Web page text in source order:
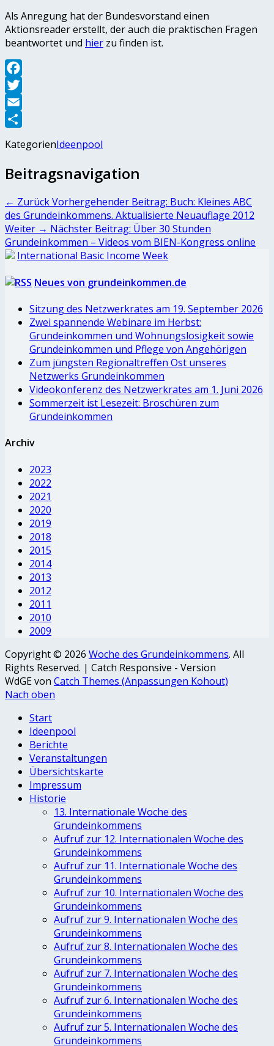
Als Anregung hat der Bundesvorstand einen
Aktionsreader erstellt, der auch die praktischen Fragen
beantwortet und hier zu finden ist.
Facebook
Twitter
Email
KategorienIdeenpool
Beitragsnavigation
← ZurückVorhergehender Beitrag: Buch: Kleines ABC
des Grundeinkommens. Aktualisierte Neuauflage 2012
Weiter → Nächster Beitrag: Über 30 Stunden
Grundeinkommen – Videos vom BIEN-Kongress online
International Basic Income Week
Neues von grundeinkommen.de
Sitzung des Netzwerkrates am 19. September 2026
Zwei spannende Webinare im Herbst:
Grundeinkommen und Wohnungslosigkeit sowie
Grundeinkommen und Pflege von Angehörigen
Zum jüngsten Regionaltreffen Ost unseres
Netzwerks Grundeinkommen
Videokonferenz des Netzwerkrates am 1. Juni 2026
Sommerzeit ist Lesezeit: Broschüren zum
Grundeinkommen
Archiv
2023
2022
2021
2020
2019
2018
2015
2014
2013
2012
2011
2010
2009
Copyright © 2026 Woche des Grundeinkommens. All
Rights Reserved. | Catch Responsive - Version
WdGE von Catch Themes (Anpassungen Kohout)
Nach oben
Start
Ideenpool
Berichte
Veranstaltungen
Übersichtskarte
Impressum
Historie
13. Internationale Woche des
Grundeinkommens
Aufruf zur 12. Internationalen Woche des
Grundeinkommens
Aufruf zur 11. Internationale Woche des
Grundeinkommens
Aufruf zur 10. Internationalen Woche des
Grundeinkommens
Aufruf zur 9. Internationalen Woche des
Grundeinkommens
Aufruf zur 8. Internationalen Woche des
Grundeinkommens
Aufruf zur 7. Internationalen Woche des
Grundeinkommens
Aufruf zur 6. Internationalen Woche des
Grundeinkommens
Aufruf zur 5. Internationalen Woche des
Grundeinkommens